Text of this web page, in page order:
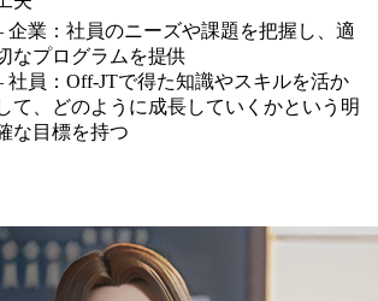
企業：社員のニーズや課題を把握し、適
なプログラムを提供
社員：Off-JTで得た知識やスキルを活か
て、どのように成長していくかという明
な目標を持つ